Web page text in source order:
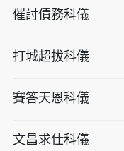
催討債務科儀
打城超拔科儀
賽答天恩科儀
文昌求仕科儀